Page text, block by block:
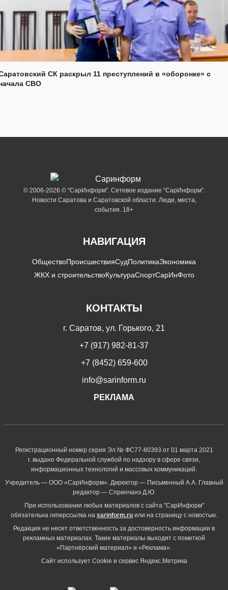
СК раскрыл 11 преступлений в «оборонке» с
СВО
© 2006-2026 © "СарИнформ". Сетевое издание "СарИнформ".
Новости Саратова и Саратовской области. Люди, места,
события. 18+
НАВИГАЦИЯ
ОбществоПроисшествияСудПолитикаЭкономика
ЖКХ и строительствоКультураСпортСарИнФото
КОНТАКТЫ
г. Саратов, ул. Горького, 21
+7 (917) 982-81-37
+7 (8452) 659-600
info@sarinform.ru
РЕКЛАМА
Регистрационный номер серия Эл № ФС77-80393 от 01 марта 2021
г. выдано Федеральной службой по надзору в сфере связи,
информационных технологий и массовых коммуникаций.
Учредитель — ООО «СарИнформ». Директор — Письменный А.А. Главный
редактор — Спринчанэ Д.Ю.
При использовании любых материалов с сайта "СарИнформ"
обязательна гиперссылка на sarinform.ru или на страницу с новостью.
Редакция не несет ответственность за достоверность информации в
рекламных материалах. Такие материалы выходят с пометкой
«Партнёрский материал» и «Реклама».
Сайт использует Cookie и сервиc Яндекс.Метрика